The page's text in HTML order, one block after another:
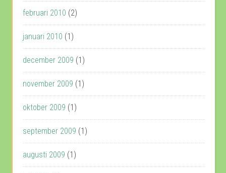
februari 2010 (2)
januari 2010 (1)
december 2009 (1)
november 2009 (1)
oktober 2009 (1)
september 2009 (1)
augusti 2009 (1)